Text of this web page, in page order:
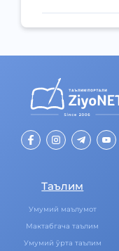
Таълим
Умумий маълумот
Мактабгача таълим
Умумий ўрта таълим